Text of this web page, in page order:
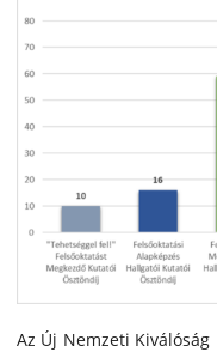
Az Új Nemzeti